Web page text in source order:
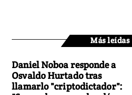
Más leídas
Daniel Noboa responde a
Osvaldo Hurtado tras
llamarlo "criptodictador":